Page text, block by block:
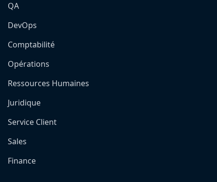
QA
DevOps
Comptabilité
Opérations
Ressources Humaines
Juridique
Service Client
Sales
Finance